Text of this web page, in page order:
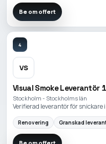
Be om offert
4
VS
Visual Smoke Leverantör
Stockholm - Stockholms län
Verifierad leverantör för snickare
Renovering Granskad